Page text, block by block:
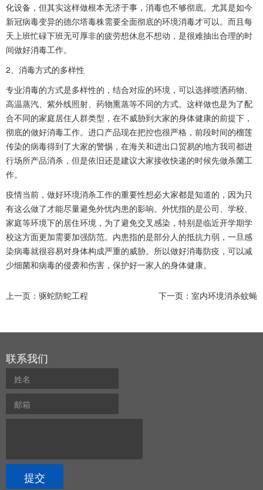
化设备，但其实这样做根本无济于事，消毒也不够彻底。尤其是如今
新冠病毒变异的德尔塔毒株需要全面彻底的环境消毒才可以。而且每
天上班忙碌下班无可厚非的疲劳想休息不想动，是很难抽出合理的时
间做好消毒工作。
2、消毒方式的多样性
专业消毒的方式是多样性的，结合对应的环境，可以选择喷洒药物、
高温蒸汽、紫外线照射、药物熏蒸等不同的方式。这样做也是为了配
合不同的家庭居住人群类型，在不威胁到大家的身体健康的前提下，
彻底的做好消毒工作。进口产品现在把控也很严格，前段时间的榴莲
传染的病毒得到了大家的警惕，在海关和进出口贸易的地方我司都进
行场所产品消杀，但是依旧还是建议大家接收快递的时候先做杀菌工
作。
疫情当前，做好环境消杀工作的重要性想必大家都是知道的，因为只
有这么做了才能尽量避免外忧内患的影响。外忧指的是公司、学校、
家庭等环境下的居住环境，为了避免交叉感染，特别是临近开学期学
校这方面更加需要加强防范。内患指的是部分人的抵抗力弱，一旦感
染病毒就很容易对身体构成严重的威胁。所以做好消毒防疫，可以减
少细菌和病毒的侵袭和伤害，保护好一家人的身体健康。
上一页： 驱蛇防蛇工程 下一页： 室内环境消杀蚊蝇
联系我们